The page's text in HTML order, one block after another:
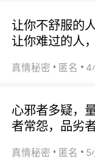
让你不舒服的
让你难过的人
真情秘密 匿名 4
心邪者多疑，
者常怨，品劣
真情秘密 匿名 5